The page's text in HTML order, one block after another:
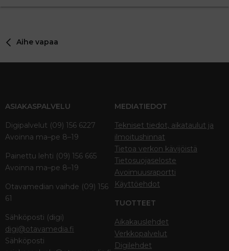
Aihe vapaa
ASIAKASPALVELU
Digipalvelut (09) 156 6227
Avoinna ma–pe 8–19
Painettu lehti (09) 156 665
Avoinna ma–pe 8–19
Otavamedian vaihde (09) 156
61
Sähköposti (digi)
digi@otavamedia.fi
Sähköposti
MEDIATIEDOT
Tekniset tiedot, aikataulut ja
ilmoitushinnat
Tietoa verkon kävijöistä
Tietosuojaseloste
Avoimuusraportti
Käyttöehdot
TUOTTEET
Aikakauslehdet
Verkkopalvelut
Digilehdet